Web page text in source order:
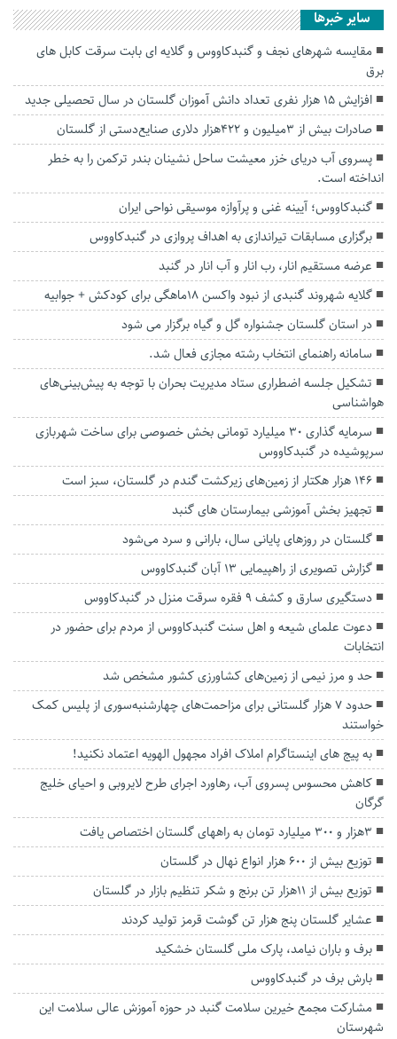
سایر خبرها
مقایسه شهرهای نجف و گنبدکاووس و گلایه ای بابت سرقت کابل های
برق
افزایش ۱۵ هزار نفری تعداد دانش آموزان گلستان در سال تحصیلی جدید
صادرات بیش از ۳میلیون و ۴۲۲هزار دلاری صنایع‌دستی از گلستان
پسروی آب دریای خزر معیشت ساحل نشینان بندر ترکمن را به خطر
انداخته است.
گنبدکاووس؛ آیینه غنی و پرآوازه موسیقی نواحی ایران
برگزاری مسابقات تیراندازی به اهداف پروازی در گنبدکاووس
عرضه مستقیم انار، رب انار و آب انار در گنبد
گلایه شهروند گنبدی از نبود واکسن ۱۸ماهگی برای کودکش + جوابیه
در استان گلستان جشنواره گل‌ و‌ گیاه برگزار می شود
سامانه راهنمای انتخاب رشته مجازی فعال شد.
تشکیل جلسه اضطراری ستاد مدیریت بحران با توجه به پیش‌بینی‌های
هواشناسی
سرمایه گذاری 30 میلیارد تومانی بخش خصوصی برای ساخت شهربازی
سرپوشیده در گنبدکاووس
۱۴۶ هزار هکتار از زمین‌های زیرکشت گندم در گلستان، سبز است
تجهیز بخش آموزشی بیمارستان های گنبد
گلستان در روزهای پایانی سال، بارانی و سرد می‌شود
گزارش تصویری از راهپیمایی 13 آبان گنبدکاووس
دستگیری سارق و کشف ۹ فقره سرقت منزل در گنبدکاووس
دعوت علمای شیعه و اهل سنت گنبدکاووس از مردم برای حضور در
انتخابات
حد و مرز نیمی از زمین‌های کشاورزی کشور مشخص شد
حدود ۷ هزار گلستانی برای مزاحمت‌های چهارشنبه‌سوری از پلیس کمک
خواستند
به پیج های اینستاگرام املاک افراد مجهول الهویه اعتماد نکنید!
کاهش محسوس پسروی آب، رهاورد اجرای طرح لایروبی و احیای خلیج
گرگان
۳هزار و ۳۰۰ میلیارد تومان به راههای گلستان اختصاص یافت
توزیع بیش از ۶۰۰ هزار انواع نهال در گلستان
توزیع بیش از ۱۱هزار تن برنج و شکر تنظیم بازار در گلستان
عشایر گلستان پنج هزار تن گوشت قرمز تولید کردند
برف و باران نیامد، پارک ملی گلستان خشکید
بارش برف در گنبدکاووس
مشارکت مجمع خیرین سلامت گنبد در حوزه آموزش عالی سلامت این
شهرستان